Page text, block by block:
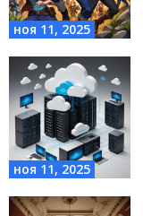
ноя 11, 2025
ноя 11, 2025